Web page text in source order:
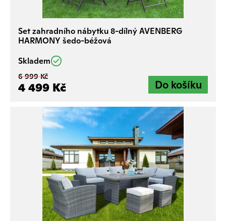
Set zahradního nábytku 8-dílný AVENBERG
HARMONY šedo-béžová
Skladem
6 999 Kč
4 499 Kč